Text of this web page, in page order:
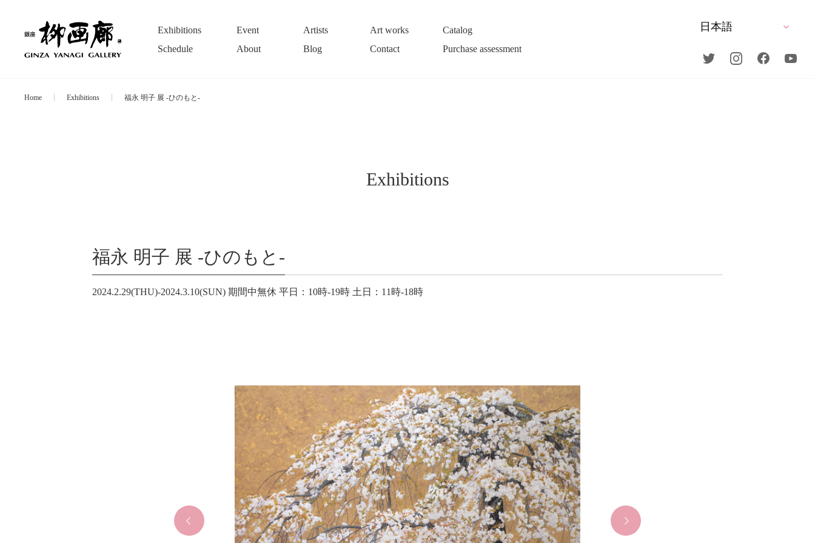
Exhibitions Event Artists Art works
Catalog
Schedule
About Blog Contact Purchase assessment
Home Exhibitions 福永 明子 展 -ひのもと-
Exhibitions
福永 明子 展 -ひのもと-
2024.2.29(THU)-2024.3.10(SUN) 期間中無休 平日：10時-19時 土日：11時-18時